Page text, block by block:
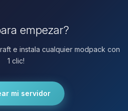
empezar?
e instala cualquier modpack con
1 clic!
mi servidor